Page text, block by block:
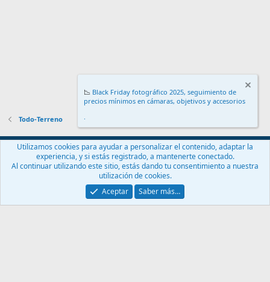
Todo-Terreno
Español (ES)
Contáctanos
Términos y reglas Política de privacidad
Ayuda
Community platform by XenForo® © 2010-2024 XenForo Ltd.
📉 Black Friday fotográfico 2025, seguimiento de
precios mínimos en cámaras, objetivos y accesorios
.
Utilizamos cookies para ayudar a personalizar el contenido, adaptar la
experiencia, y si estás registrado, a mantenerte conectado.
Al continuar utilizando este sitio, estás dando tu consentimiento a nuestra
utilización de cookies.
Aceptar
Saber más…